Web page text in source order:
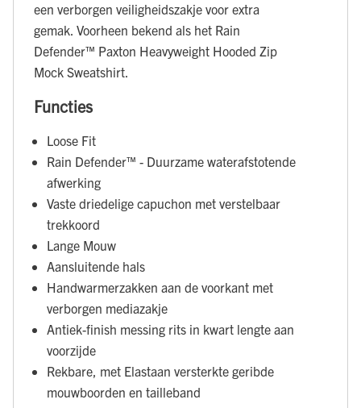
een verborgen veiligheidszakje voor extra
gemak. Voorheen bekend als het Rain
Defender™ Paxton Heavyweight Hooded Zip
Mock Sweatshirt.
Functies
Loose Fit
Rain Defender™ - Duurzame waterafstotende
afwerking
Vaste driedelige capuchon met verstelbaar
trekkoord
Lange Mouw
Aansluitende hals
Handwarmerzakken aan de voorkant met
verborgen mediazakje
Antiek-finish messing rits in kwart lengte aan
voorzijde
Rekbare, met Elastaan versterkte geribde
mouwboorden en tailleband